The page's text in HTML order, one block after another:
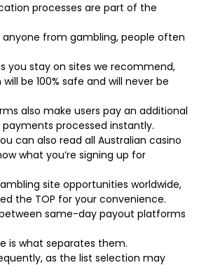
processes are part of the
anyone from gambling, people often
you stay on sites we recommend,
be 100% safe and will never be
also make users pay an additional
processed instantly.
can also read all Australian casino
what you’re signing up for
site opportunities worldwide,
the TOP for your convenience.
same-day payout platforms
is what separates them.
as the list selection may